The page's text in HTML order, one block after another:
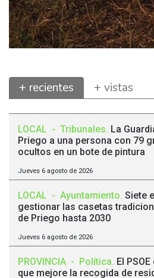
+ recientes + vistas
LOCAL - Tribunales. La
Priego a una persona con 79
ocultos en un bote de pintura
Jueves 6 agosto de 2026
LOCAL - Ayuntamiento. Siete
gestionar las casetas
de Priego hasta 2030
Jueves 6 agosto de 2026
PROVINCIA - Política. El
que mejore la recogida de